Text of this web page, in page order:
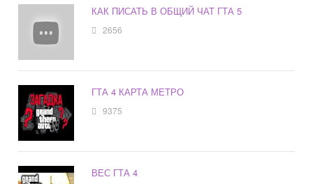
КАК ПИСАТЬ В ОБЩИЙ ЧАТ ГТА 5
2656
ГТА 4 КАРТА МЕТРО
9375
ВЕС ГТА 4